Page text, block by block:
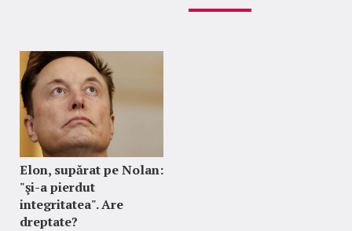
Elon, supărat pe Nolan:
"şi-a pierdut
integritatea". Are
dreptate?